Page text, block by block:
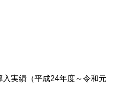
実績（平成24年度～令和元